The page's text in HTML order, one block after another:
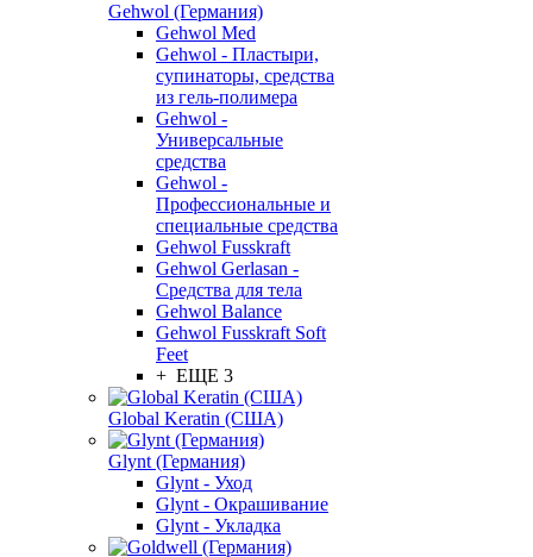
Gehwol (Германия)
Gehwol Med
Gehwol - Пластыри,
супинаторы, средства
из гель-полимера
Gehwol -
Универсальные
средства
Gehwol -
Профессиональные и
специальные средства
Gehwol Fusskraft
Gehwol Gerlasan -
Средства для тела
Gehwol Balance
Gehwol Fusskraft Soft
Feet
+ ЕЩЕ 3
Global Keratin (США)
Glynt (Германия)
Glynt - Уход
Glynt - Окрашивание
Glynt - Укладка